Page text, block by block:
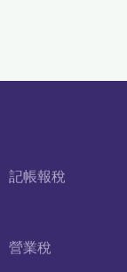
記帳報稅
營業稅